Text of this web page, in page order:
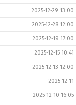
2025-12-29 13:00
2025-12-28 12:00
2025-12-19 17:00
2025-12-15 10:41
2025-12-13 12:00
2025-12-11
2025-12-10 16:05